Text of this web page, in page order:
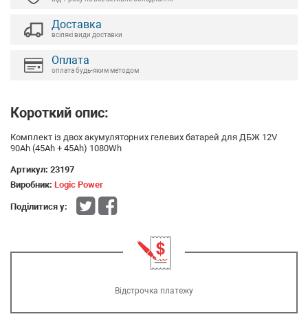
Доставка
всілякі види доставки
Оплата
оплата будь-яким методом
Короткий опис:
Комплект із двох акумуляторних гелевих батарей для ДБЖ 12V
90Ah (45Ah + 45Ah) 1080Wh
Артикул: 23197
Виробник: Logic Power
Поділитися у:
Відстрочка платежу